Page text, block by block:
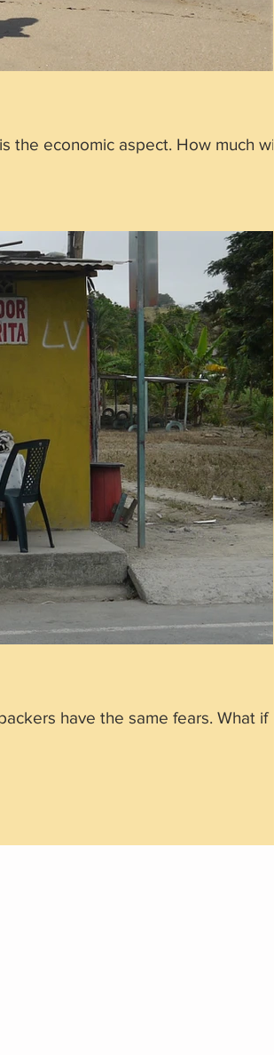
economic aspect. How much will
have the same fears. What if I